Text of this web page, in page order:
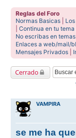
Reglas del Foro
Normas Basicas
|Continua en tu tema
No escribas en
Enlaces a web/mail/
Mensajes Privados
Cerrado
VAMPIRA
se me ha